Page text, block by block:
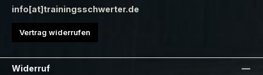
info[at]trainingsschwerter.de
Vertrag widerrufen
Widerruf